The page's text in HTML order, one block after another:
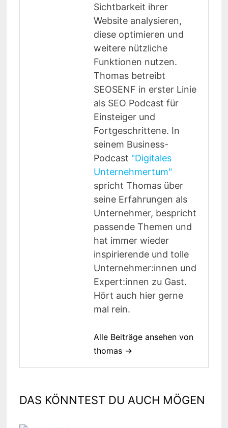
Sichtbarkeit ihrer
Website analysieren,
diese optimieren und
weitere nützliche
Funktionen nutzen.
Thomas betreibt
SEOSENF in erster Linie
als SEO Podcast für
Einsteiger und
Fortgeschrittene. In
seinem Business-
Podcast "Digitales
Unternehmertum"
spricht Thomas über
seine Erfahrungen als
Unternehmer, bespricht
passende Themen und
hat immer wieder
inspirierende und tolle
Unternehmer:innen und
Expert:innen zu Gast.
Hört auch hier gerne
mal rein.
Alle Beiträge ansehen von
thomas →
DAS KÖNNTEST DU AUCH MÖGEN